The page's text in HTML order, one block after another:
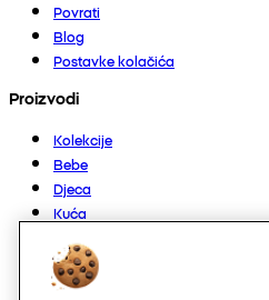
Povrati
Blog
Postavke kolačića
Proizvodi
Kolekcije
Bebe
Djeca
Kuća
Muškarci
Ostalo